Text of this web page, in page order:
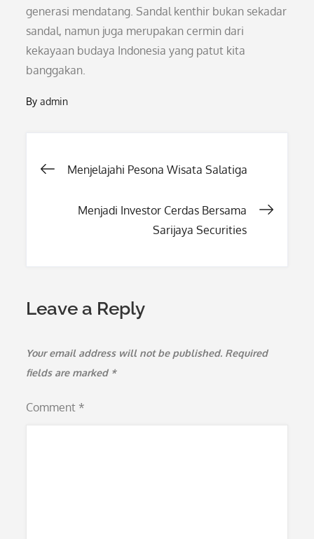
generasi mendatang. Sandal kenthir bukan sekadar
sandal, namun juga merupakan cermin dari
kekayaan budaya Indonesia yang patut kita
banggakan.
Byadmin
Post
navigation
Menjelajahi Pesona Wisata Salatiga
Menjadi Investor Cerdas Bersama
Sarijaya Securities
Leave a Reply
Your email address will not be published. Required
fields are marked *
Comment *